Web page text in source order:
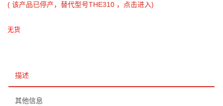
( 该产品已停产，替代型号THE310 ，点击进入)
无货
描述
其他信息